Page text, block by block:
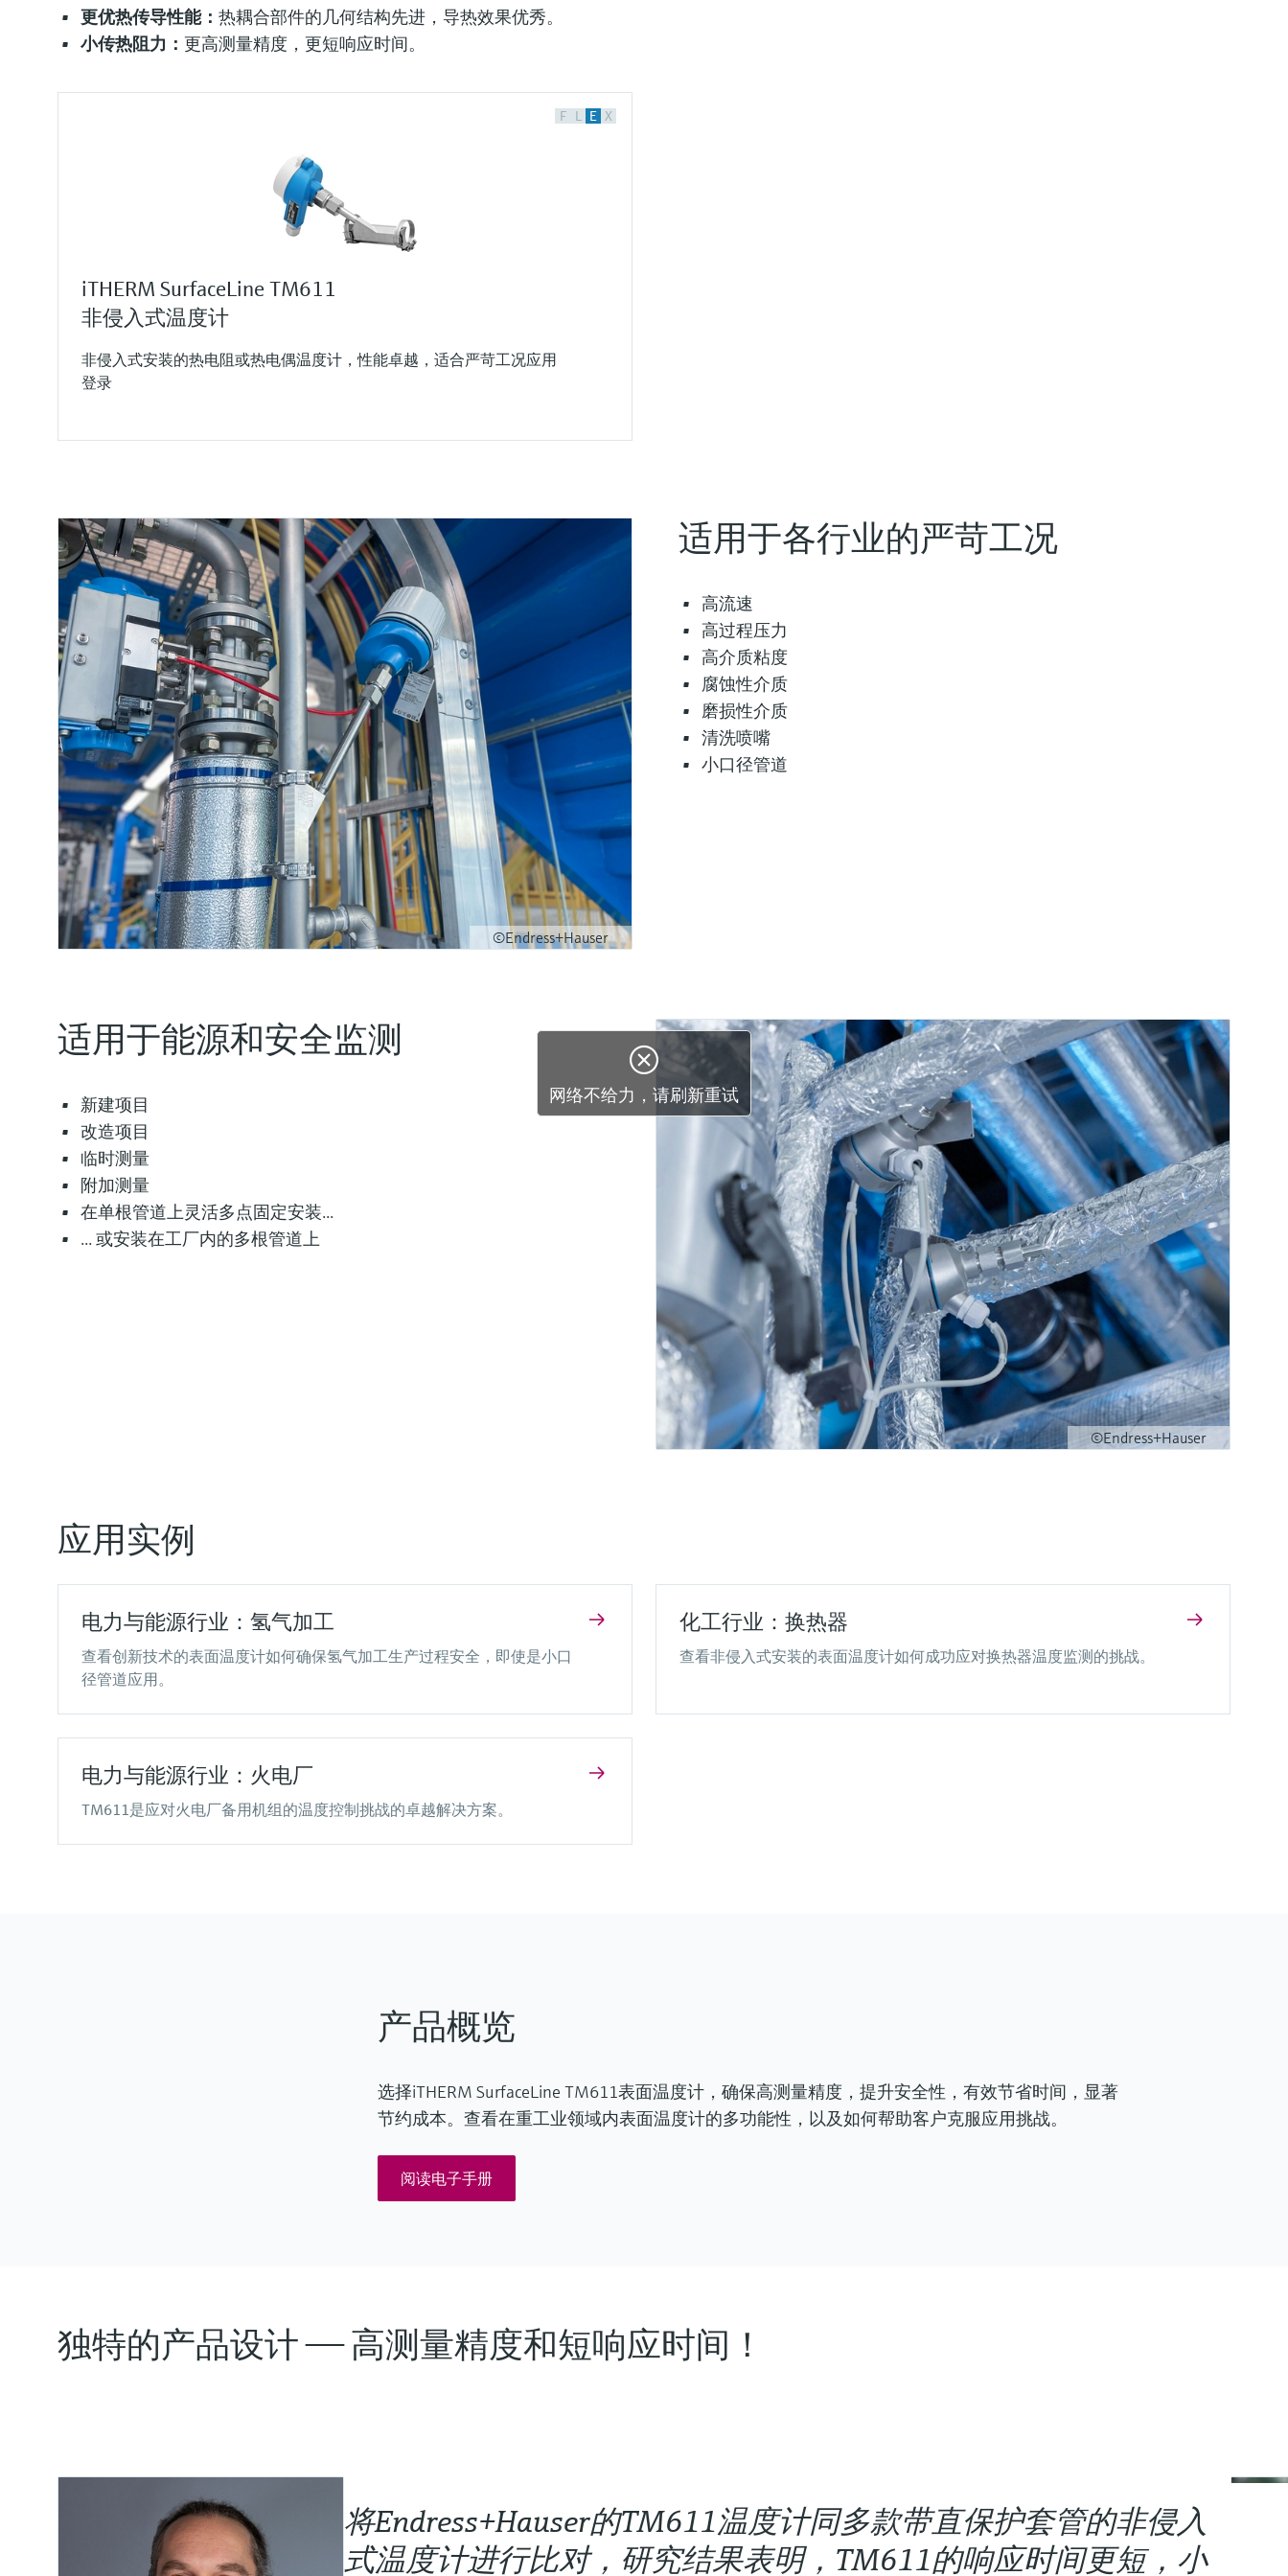
更优热传导性能： 热耦合部件的几何结构先进，导热效果优秀。
小传热阻力： 更高测量精度，更短响应时间。
F L E X
iTHERM SurfaceLine TM611
非侵入式温度计
非侵入式安装的热电阻或热电偶温度计，性能卓越，适合严苛工况应用
登录
©Endress+Hauser
适用于各行业的严苛工况
高流速
高过程压力
高介质粘度
腐蚀性介质
磨损性介质
清洗喷嘴
小口径管道
©Endress+Hauser
适用于能源和安全监测
新建项目
改造项目
临时测量
附加测量
在单根管道上灵活多点固定安装...
... 或安装在工厂内的多根管道上
应用实例
电力与能源行业：氢气加工
查看创新技术的表面温度计如何确保氢气加工生产过程安全，即使是小口
径管道应用。
化工行业：换热器
查看非侵入式安装的表面温度计如何成功应对换热器温度监测的挑战。
电力与能源行业：火电厂
TM611是应对火电厂备用机组的温度控制挑战的卓越解决方案。
产品概览
选择iTHERM SurfaceLine TM611表面温度计，确保高测量精度，提升安全性，有效节省时间，显著
节约成本。查看在重工业领域内表面温度计的多功能性，以及如何帮助客户克服应用挑战。
阅读电子手册
独特的产品设计 —— 高测量精度和短响应时间！
将Endress+Hauser的TM611温度计同多款带直保护套管的非侵入
式温度计进行比对，研究结果表明，TM611的响应时间更短，小